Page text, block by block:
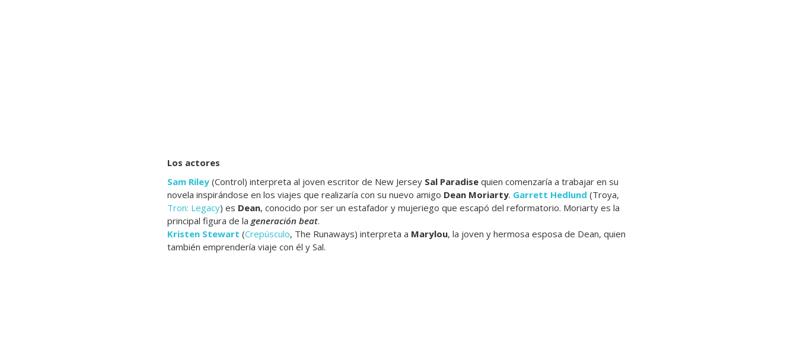
Los actores
Sam Riley (Control) interpreta al joven escritor de New Jersey Sal Paradise quien comenzaría a trabajar en su
novela inspirándose en los viajes que realizaría con su nuevo amigo Dean Moriarty. Garrett Hedlund (Troya,
Tron: Legacy) es Dean, conocido por ser un estafador y mujeriego que escapó del reformatorio. Moriarty es la
principal figura de la generación beat.
Kristen Stewart (Crepúsculo, The Runaways) interpreta a Marylou, la joven y hermosa esposa de Dean, quien
también emprendería viaje con él y Sal.